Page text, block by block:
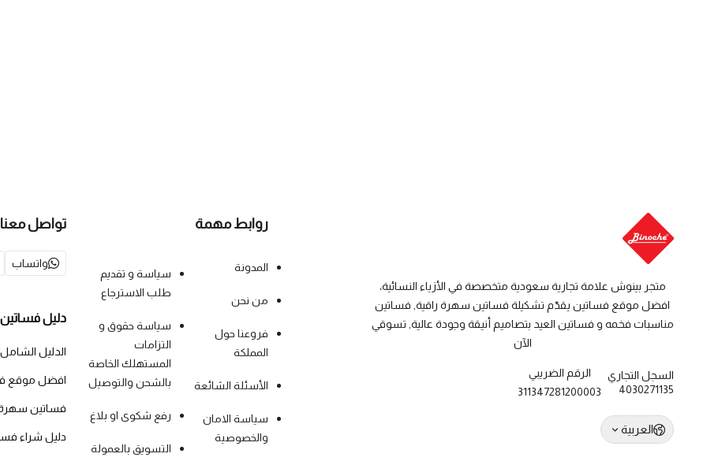
متجر بينوش علامة تجارية سعودية متخصصة في الأزياء النسائية،
افضل موقع فساتين يقدّم تشكيلة فساتين سهرة راقية, فساتين
مناسبات فخمه و فساتين العيد بتصاميم أنيقة وجودة عالية, تسوقي
الآن
السجل التجاري
4030271135
الرقم الضريبي
311347281200003
العربية
روابط مهمة
المدونة
من نحن
فروعنا حول
المملكة
الأسئلة الشائعة
سياسة الامان
والخصوصية
سياسة و تقديم
طلب الاسترجاع
سياسة حقوق و
التزامات
المستهلك الخاصة
بالشحن والتوصيل
رفع شكوى او بلاغ
التسويق بالعمولة
تواصل معنا
واتساب
دليل
الدليل
افضل موقع
فساتين
دليل شراء